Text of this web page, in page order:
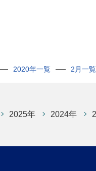
2020年一覧 2月一覧
2025年 2024年